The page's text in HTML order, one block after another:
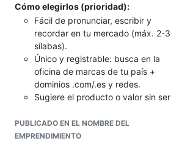
Cómo elegirlos (prioridad):
Fácil de pronunciar, escribir y
recordar en tu mercado (máx. 2-3
sílabas).
Único y registrable: busca en la
oficina de marcas de tu país +
dominios .com/.es y redes.
Sugiere el producto o valor sin ser
material o actitud (p. ej.
“HuellaViva”, “PasoLibre”,
PUBLICADO EN EL NOMBRE DEL
EMPRENDIMIENTO